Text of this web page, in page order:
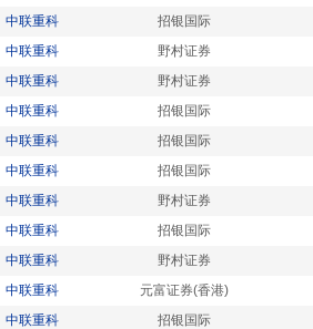
中联重科
招银国际
中联重科
野村证券
中联重科
野村证券
中联重科
招银国际
中联重科
招银国际
中联重科
招银国际
中联重科
野村证券
中联重科
招银国际
中联重科
野村证券
中联重科
元富证券(香港)
中联重科
招银国际